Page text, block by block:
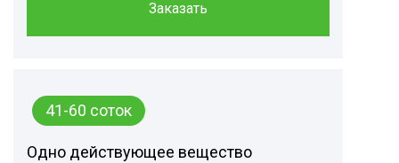
Заказать
41-60 соток
Одно действующее вещество